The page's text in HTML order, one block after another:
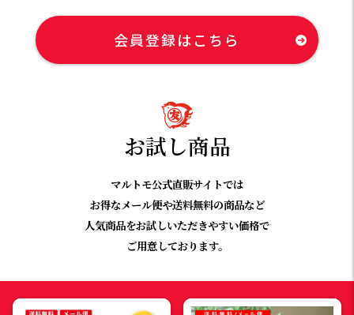
会員登録はこちら
お試し商品
マルトモ公式直販サイトでは
お得なメール便や送料無料の商品など
人気商品をお試しいただきやすい価格で
ご用意しております。​